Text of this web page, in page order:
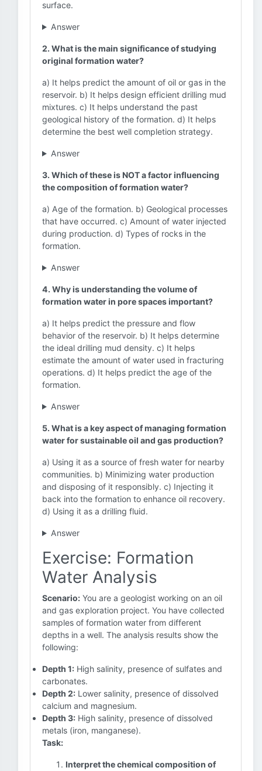
surface.
Answer
2. What is the main significance of studying
original formation water?
a) It helps predict the amount of oil or gas in the
reservoir. b) It helps design efficient drilling mud
mixtures. c) It helps understand the past
geological history of the formation. d) It helps
determine the best well completion strategy.
Answer
3. Which of these is NOT a factor influencing
the composition of formation water?
a) Age of the formation. b) Geological processes
that have occurred. c) Amount of water injected
during production. d) Types of rocks in the
formation.
Answer
4. Why is understanding the volume of
formation water in pore spaces important?
a) It helps predict the pressure and flow
behavior of the reservoir. b) It helps determine
the ideal drilling mud density. c) It helps
estimate the amount of water used in fracturing
operations. d) It helps predict the age of the
formation.
Answer
5. What is a key aspect of managing formation
water for sustainable oil and gas production?
a) Using it as a source of fresh water for nearby
communities. b) Minimizing water production
and disposing of it responsibly. c) Injecting it
back into the formation to enhance oil recovery.
d) Using it as a drilling fluid.
Answer
Exercise: Formation
Water Analysis
Scenario: You are a geologist working on an oil
and gas exploration project. You have collected
samples of formation water from different
depths in a well. The analysis results show the
following:
Depth 1: High salinity, presence of sulfates and
carbonates.
Depth 2: Lower salinity, presence of dissolved
calcium and magnesium.
Depth 3: High salinity, presence of dissolved
metals (iron, manganese).
Task:
Interpret the chemical composition of